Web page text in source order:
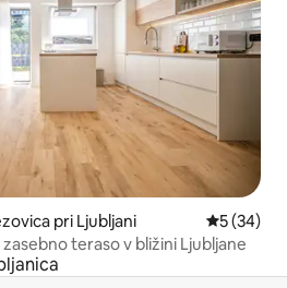
pri Ljubljani
5 (34)
teraso v bližini Ljubljane